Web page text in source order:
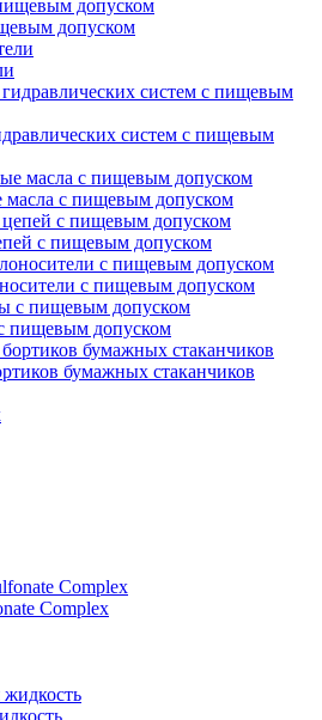
допуском
систем с пищевым
масла с пищевым допуском
с пищевым допуском
с пищевым допуском
пищевым допуском
бумажных стаканчиков
Complex